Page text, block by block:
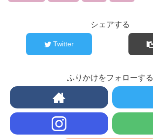
シェアする
Twitter
ふりかけをフォローする